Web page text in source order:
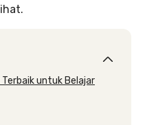
untuk Belajar